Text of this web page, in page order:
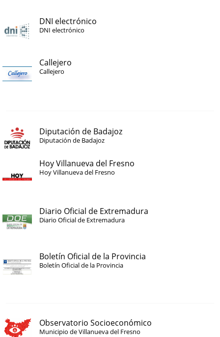
DNI electrónico
DNI electrónico
Callejero
Callejero
Diputación de Badajoz
Diputación de Badajoz
Hoy Villanueva del Fresno
Hoy Villanueva del Fresno
Diario Oficial de Extremadura
Diario Oficial de Extremadura
Boletín Oficial de la Provincia
Boletín Oficial de la Provincia
Observatorio Socioeconómico
Municipio de Villanueva del Fresno